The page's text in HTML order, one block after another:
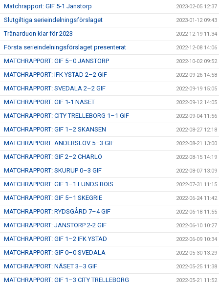
Matchrapport: GIF 5-1 Janstorp 2023-02-05 12:37
Slutgiltiga serieindelningsförslaget 2023-01-12 09:43
Tränarduon klar för 2023 2022-12-19 11:34
Första serieindelningsförslaget presenterat 2022-12-08 14:06
MATCHRAPPORT: GIF 5–0 JANSTORP 2022-10-02 09:52
MATCHRAPPORT: IFK YSTAD 2–2 GIF 2022-09-26 14:58
MATCHRAPPORT: SVEDALA 2–2 GIF 2022-09-19 15:05
MATCHRAPPORT: GIF 1-1 NÄSET 2022-09-12 14:05
MATCHRAPPORT: CITY TRELLEBORG 1–1 GIF 2022-09-04 11:56
MATCHRAPPORT: GIF 1–2 SKANSEN 2022-08-27 12:18
MATCHRAPPORT: ANDERSLÖV 5–3 GIF 2022-08-21 13:00
MATCHRAPPORT: GIF 2–2 CHARLO 2022-08-15 14:19
MATCHRAPPORT: SKURUP 0–3 GIF 2022-08-07 13:09
MATCHRAPPORT: GIF 1–1 LUNDS BOIS 2022-07-31 11:15
MATCHRAPPORT: GIF 5–1 SKEGRIE 2022-06-24 11:42
MATCHRAPPORT: RYDSGÅRD 7–4 GIF 2022-06-18 11:55
MATCHRAPPORT: JANSTORP 2-2 GIF 2022-06-10 10:27
MATCHRAPPORT: GIF 1–2 IFK YSTAD 2022-06-09 10:34
MATCHRAPPORT: GIF 0–0 SVEDALA 2022-05-30 13:29
MATCHRAPPORT: NÄSET 3–3 GIF 2022-05-25 11:38
MATCHRAPPORT: GIF 1–3 CITY TRELLEBORG 2022-05-21 11:52